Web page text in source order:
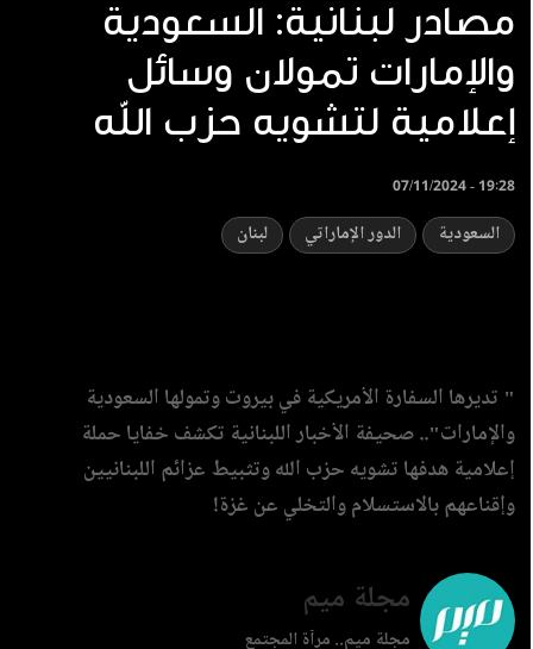
مصادر لبنانية: السعودية
والإمارات تمولان وسائل
إعلامية لتشويه حزب الله
07/11/2024 - 19:28
السعودية الدور الإماراتي لبنان
" تديرها السفارة الأمريكية في بيروت وتمولها السعودية
والإمارات".. صحيفة الأخبار اللبنانية تكشف خفايا حملة
إعلامية هدفها تشويه حزب الله وتثبيط عزائم اللبنانيين
وإقناعهم بالاستسلام والتخلي عن غزة!
مجلة ميم
مجلة ميم.. مرآة المجتمع